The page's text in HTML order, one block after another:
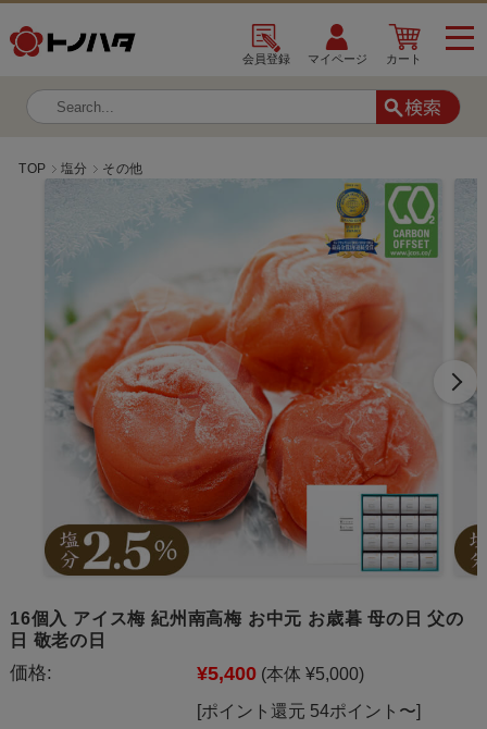
会員登録 マイページ カート
TOP 塩分 その他
16個入 アイス梅 紀州南高梅 お中元 お歳暮 母の日 父の
日 敬老の日
価格: ¥5,400 (本体 ¥5,000)
[ポイント還元 54ポイント〜]